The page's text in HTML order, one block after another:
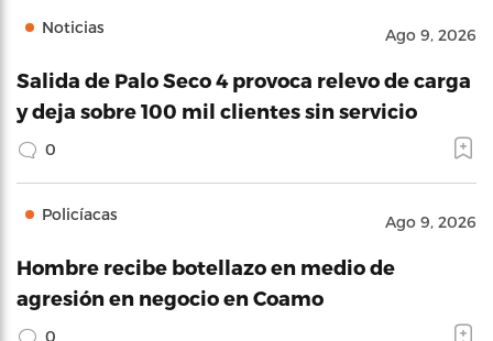
Noticias Ago 9, 2026
Salida de Palo Seco 4 provoca relevo de carga
y deja sobre 100 mil clientes sin servicio
0
Policíacas Ago 9, 2026
Hombre recibe botellazo en medio de
agresión en negocio en Coamo
0